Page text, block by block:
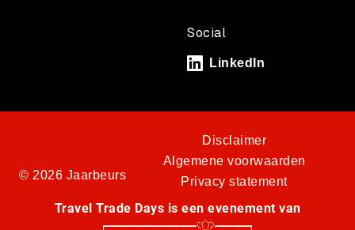
Social
LinkedIn
© 2026 Jaarbeurs
Disclaimer
Algemene voorwaarden
Privacy statement
Travel Trade Days is een evenement van